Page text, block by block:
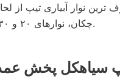
ترین نوار آبیاری تیپ از
چکان، نوارهای ۲۰ و ۳۰ سانتیمتر می باشند.
سیاهکل پخش